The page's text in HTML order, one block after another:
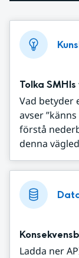
Tolka
Vad betyder
avser
förstå
denna
Ladda ner